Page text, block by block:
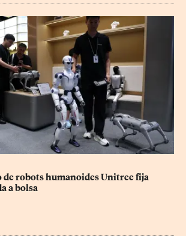
de robots humanoides Unitree fija
a bolsa